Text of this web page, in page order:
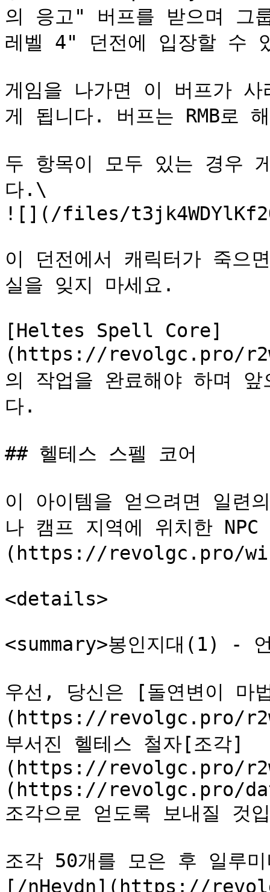
의 응고" 버프를 받으며 그
레벨 4" 던전에 입장할 수
게임을 나가면 이 버프가
게 됩니다. 버프는 RMB로
두 항목이 모두 있는 경우
다.\
![](/files/
이 던전에서 캐릭터가 죽으
실을 잊지 마세요.
[Heltes Spell Core]
(https://revolgc.pro/
의 작업을 완료해야 하며
다.
## 헬테스 스펠 코어
이 아이템을 얻으려면 일련
나 캠프 지역에 위치한
(https://revolgc.pro/
<details>
<summary>봉인지대(1) -
우선, 당신은 [돌연변이 마
(https://revolgc.pro/
부서진 헬테스 철자[조각]
(https://revolgc.pro/
(https://revolgc.pro/
조각으로 얻도록 보내질 것
조각 50개를 모은 후 일루
[/nHeydn](https://